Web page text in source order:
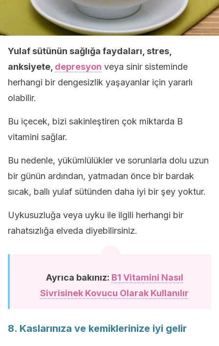
Yulaf sütünün sağlığa faydaları, stres,
anksiyete, depresyon veya sinir sisteminde
herhangi bir dengesizlik yaşayanlar için yararlı
olabilir.
Bu içecek, bizi sakinleştiren çok miktarda B
vitamini sağlar.
Bu nedenle, yükümlülükler ve sorunlarla dolu uzun
bir günün ardından, yatmadan önce bir bardak
sıcak, ballı yulaf sütünden daha iyi bir şey yoktur.
Uykusuzluğa veya uyku ile ilgili herhangi bir
rahatsızlığa elveda diyebilirsiniz.
Ayrıca bakınız: B1 Vitamini Nasıl
Sivrisinek Kovucu Olarak Kullanılır
8. Kaslarınıza ve kemiklerinize iyi gelir